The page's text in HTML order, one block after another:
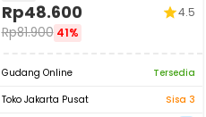
Rp48.600
Rp81.900 41%
4.5
Gudang Online
Tersedia
Toko Jakarta Pusat
Sisa 3